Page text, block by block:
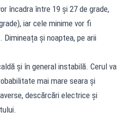
încadra între 19 și 27 de grade,
iar cele minime vor fi
și noaptea, pe arii
și în general instabilă. Cerul va
mai mare seara și
descărcări electrice și